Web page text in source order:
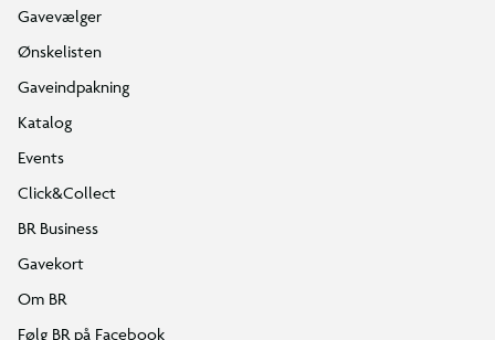
Gavevælger
Ønskelisten
Gaveindpakning
Katalog
Events
Click&Collect
BR Business
Gavekort
Om BR
Følg BR på Facebook